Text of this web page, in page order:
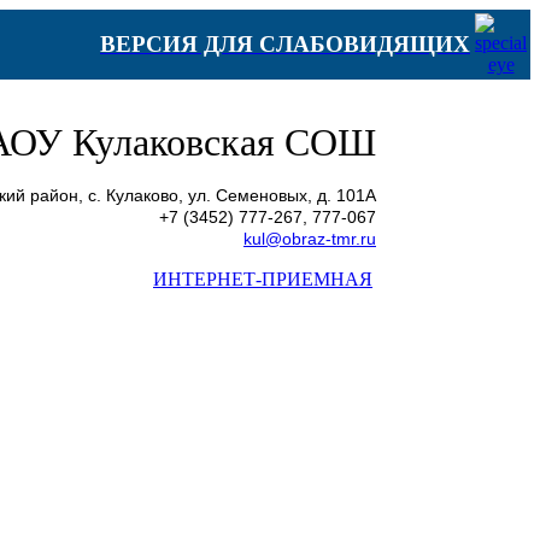
ВЕРСИЯ ДЛЯ СЛАБОВИДЯЩИХ
Кулаковская СОШ
район, с. Кулаково, ул. Семеновых, д. 101А
+7 (3452) 777-267, 777-067
kul@obraz-tmr.ru
ИНТЕРНЕТ-ПРИЕМНАЯ